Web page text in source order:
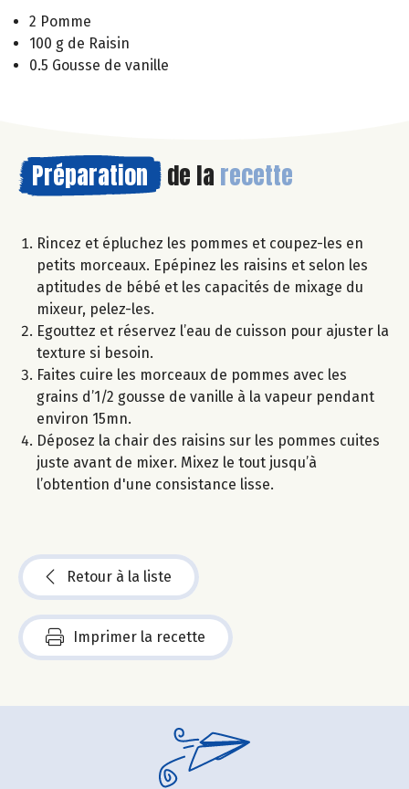
2 Pomme
100 g de Raisin
0.5 Gousse de vanille
Préparation de la recette
Rincez et épluchez les pommes et coupez-les en
petits morceaux. Epépinez les raisins et selon les
aptitudes de bébé et les capacités de mixage du
mixeur, pelez-les.
Egouttez et réservez l’eau de cuisson pour ajuster la
texture si besoin.
Faites cuire les morceaux de pommes avec les
grains d’1/2 gousse de vanille à la vapeur pendant
environ 15mn.
Déposez la chair des raisins sur les pommes cuites
juste avant de mixer. Mixez le tout jusqu’à
l’obtention d'une consistance lisse.
Retour à la liste
Imprimer la recette